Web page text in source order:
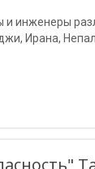
инженеры
Ирана,